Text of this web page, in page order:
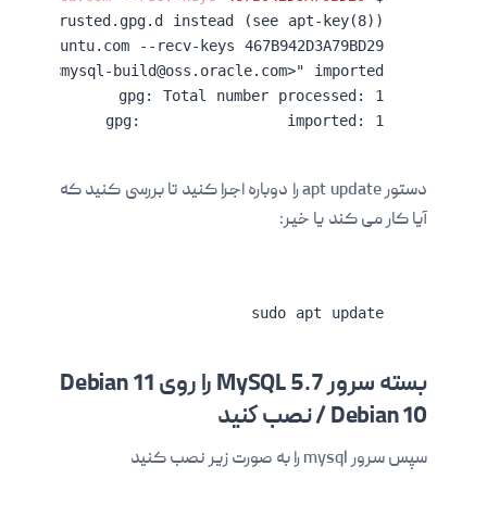
<mysql-build@oss.oracle.com
gpg:               imported: 1
دستور apt update را دوباره اجرا کنید تا بررسی کنید که
آیا کار می کند یا خیر:
sudo apt update
بسته سرور MySQL 5.7 را روی Debian 11
/ Debian 10 نصب کنید
سپس سرور mysql را به صورت زیر نصب کنید